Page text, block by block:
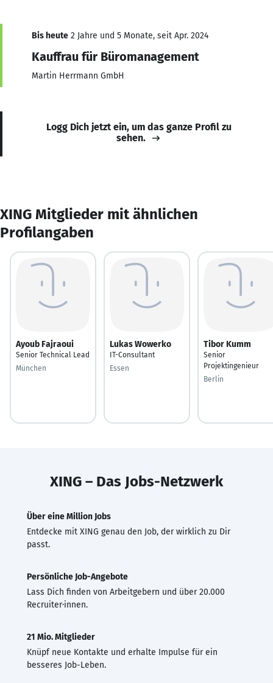
Bis heute 2 Jahre und 5 Monate, seit Apr. 2024
Kauffrau für Büromanagement
Martin Herrmann GmbH
Logg Dich jetzt ein, um das ganze Profil zu
sehen.
XING Mitglieder mit ähnlichen
Profilangaben
Ayoub Fajraoui
Senior Technical Lead
München
Lukas Wowerko
IT-Consultant
Essen
Tibor Kumm
Senior
Projektingenieur
Berlin
XING – Das Jobs-Netzwerk
Über eine Million Jobs
Entdecke mit XING genau den Job, der wirklich zu Dir
passt.
Persönliche Job-Angebote
Lass Dich finden von Arbeitgebern und über 20.000
Recruiter·innen.
21 Mio. Mitglieder
Knüpf neue Kontakte und erhalte Impulse für ein
besseres Job-Leben.